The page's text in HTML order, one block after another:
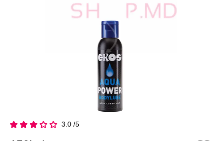
3.0 /5